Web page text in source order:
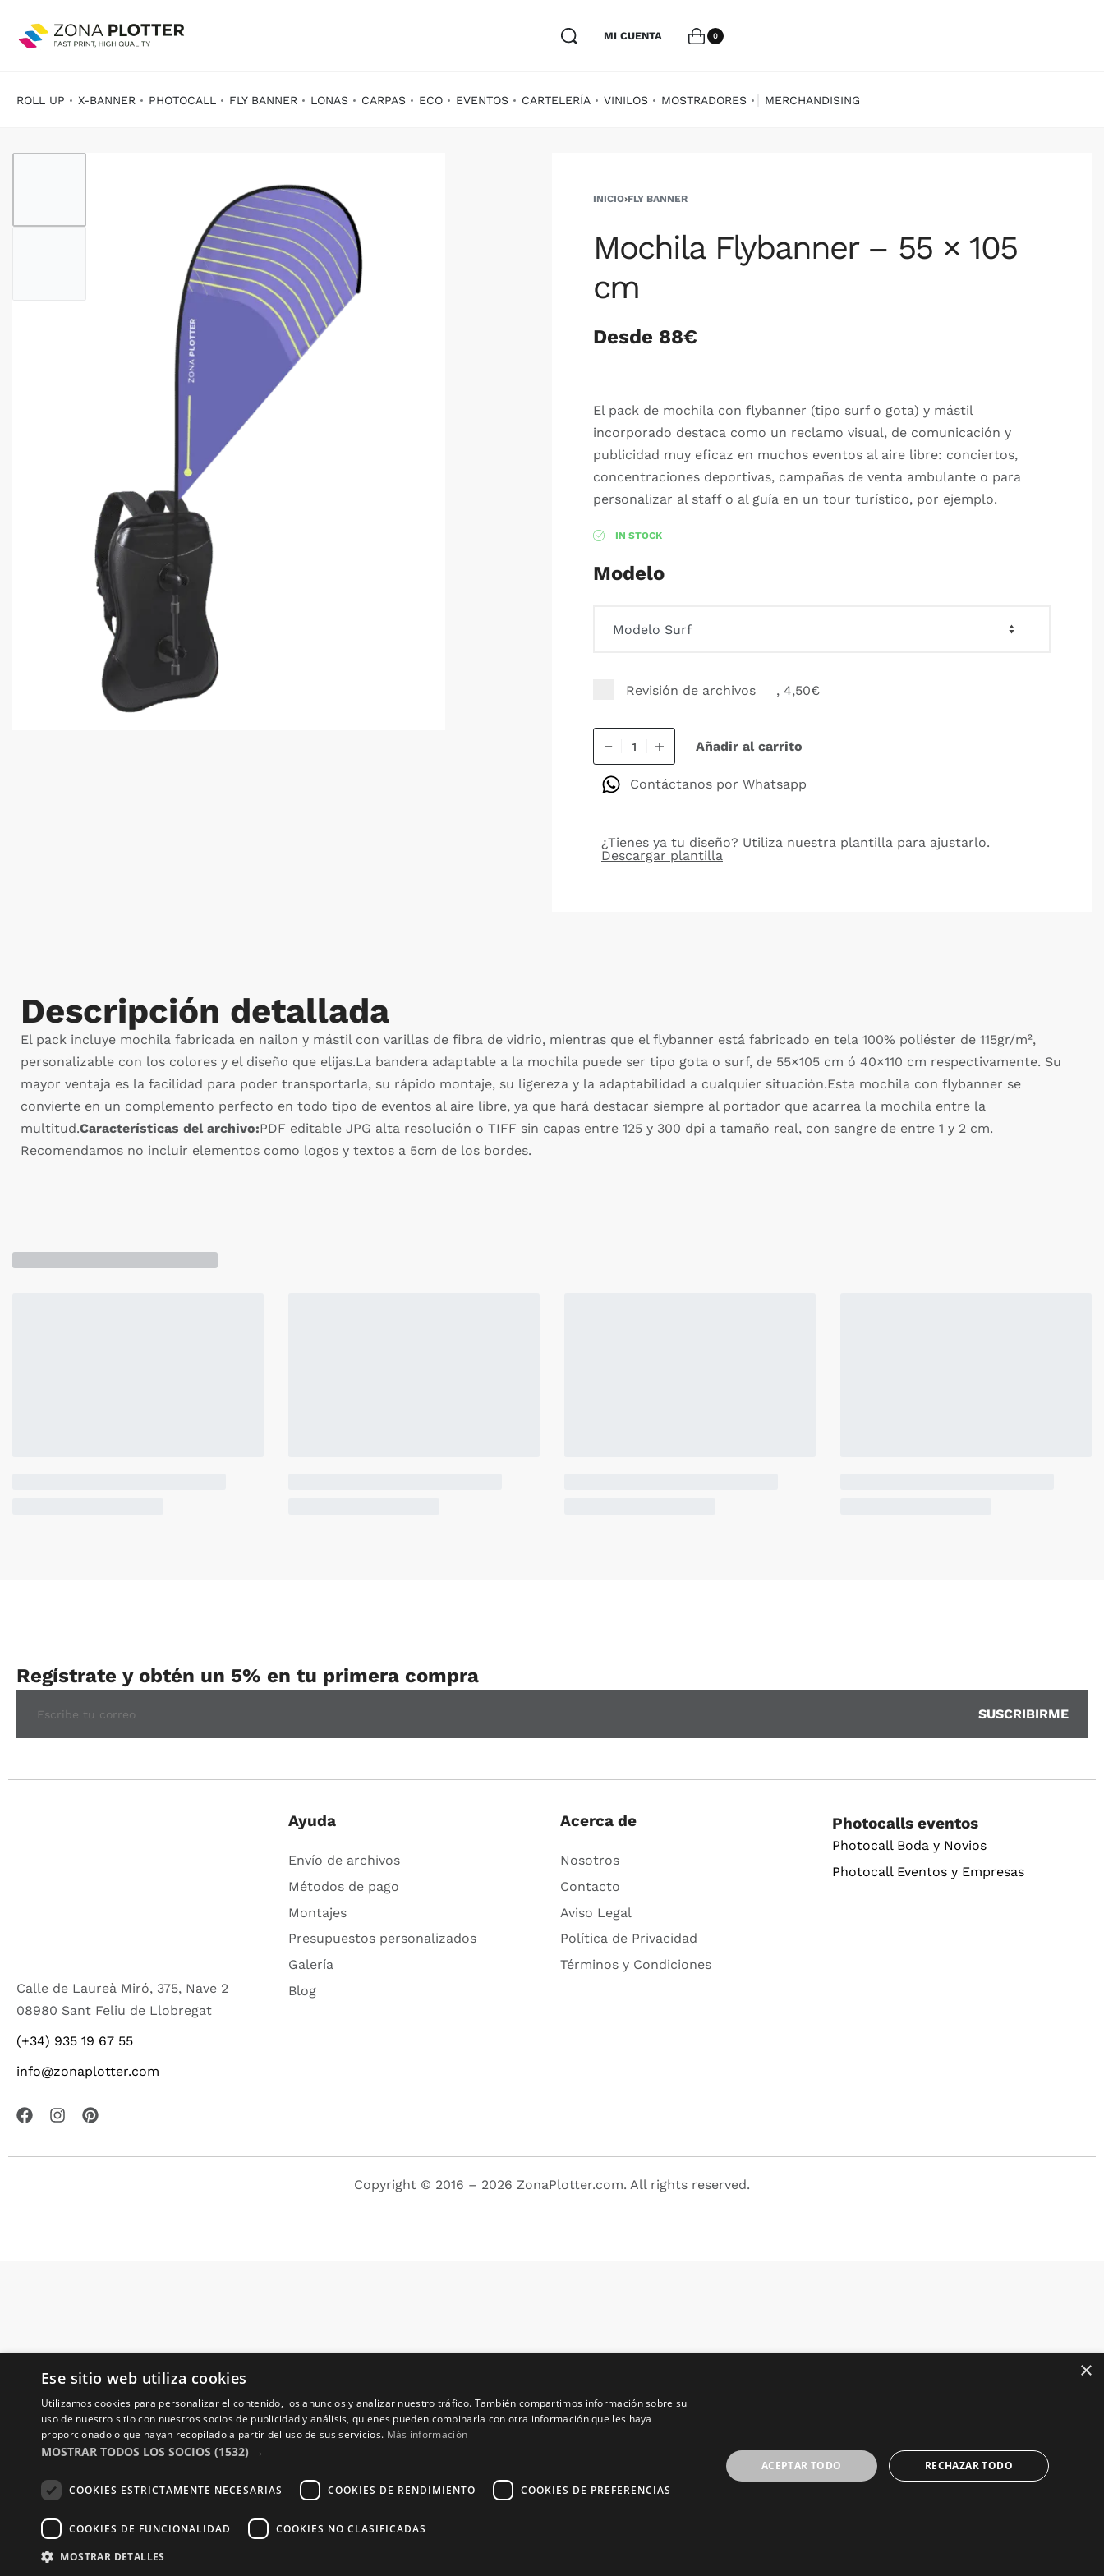
MI CUENTA 0
ROLL UP X-BANNER PHOTOCALL FLY BANNER LONAS CARPAS ECO EVENTOS CARTELERÍA VINILOS MOSTRADORES MERCHANDISING
INICIO›FLY BANNER
Mochila Flybanner – 55 × 105
cm
Desde 88€
El pack de mochila con flybanner (tipo surf o gota) y mástil
incorporado destaca como un reclamo visual, de comunicación y
publicidad muy eficaz en muchos eventos al aire libre: conciertos,
concentraciones deportivas, campañas de venta ambulante o para
personalizar al staff o al guía en un tour turístico, por ejemplo.
IN STOCK
Modelo
Revisión de archivos , 4,50€
Añadir al carrito
Contáctanos por Whatsapp
¿Tienes ya tu diseño? Utiliza nuestra plantilla para ajustarlo.
Descargar plantilla
Descripción detallada
El pack incluye mochila fabricada en nailon y mástil con varillas de fibra de vidrio, mientras que el flybanner está fabricado en tela 100% poliéster de 115gr/m²,
personalizable con los colores y el diseño que elijas.La bandera adaptable a la mochila puede ser tipo gota o surf, de 55×105 cm ó 40×110 cm respectivamente. Su
mayor ventaja es la facilidad para poder transportarla, su rápido montaje, su ligereza y la adaptabilidad a cualquier situación.Esta mochila con flybanner se
convierte en un complemento perfecto en todo tipo de eventos al aire libre, ya que hará destacar siempre al portador que acarrea la mochila entre la
multitud.Características del archivo:PDF editable JPG alta resolución o TIFF sin capas entre 125 y 300 dpi a tamaño real, con sangre de entre 1 y 2 cm.
Recomendamos no incluir elementos como logos y textos a 5cm de los bordes.
Regístrate y obtén un 5% en tu primera compra
Calle de Laureà Miró, 375, Nave 2
08980 Sant Feliu de Llobregat
(+34) 935 19 67 55
info@zonaplotter.com
Ayuda
Envío de archivos
Métodos de pago
Montajes
Presupuestos personalizados
Galería
Blog
Acerca de
Nosotros
Contacto
Aviso Legal
Política de Privacidad
Términos y Condiciones
Photocalls eventos
Photocall Boda y Novios
Photocall Eventos y Empresas
Copyright © 2016 – 2026 ZonaPlotter.com. All rights reserved.
×
Ese sitio web utiliza cookies
Utilizamos cookies para personalizar el contenido, los anuncios y analizar nuestro tráfico. También compartimos información sobre su
uso de nuestro sitio con nuestros socios de publicidad y análisis, quienes pueden combinarla con otra información que les haya
proporcionado o que hayan recopilado a partir del uso de sus servicios. Más información
MOSTRAR TODOS LOS SOCIOS (1532) →
COOKIES ESTRICTAMENTE NECESARIAS COOKIES DE RENDIMIENTO COOKIES DE PREFERENCIAS
COOKIES DE FUNCIONALIDAD COOKIES NO CLASIFICADAS
MOSTRAR DETALLES
ACEPTAR TODO RECHAZAR TODO